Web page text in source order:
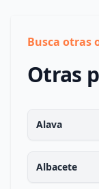
Busca otras
Otras
Alava
Albacete